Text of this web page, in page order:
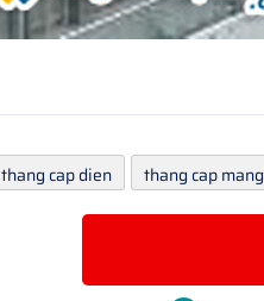
thang cap dien thang cap mang